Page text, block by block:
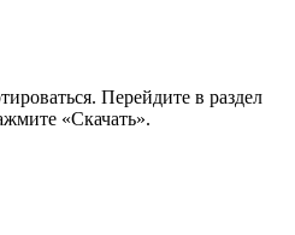
Перейдите в раздел
«Скачать».